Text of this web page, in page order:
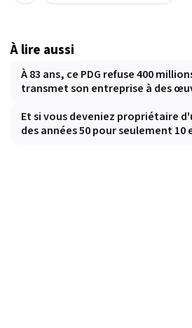
À lire aussi
À 83 ans, ce PDG refuse 400
transmet son entreprise à des
Et si vous deveniez propriétaire
des années 50 pour seulement 10